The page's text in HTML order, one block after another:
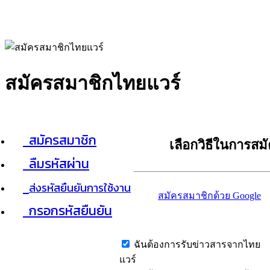
สมัครสมาชิกไทยแวร์
สมัครสมาชิก
ลืมรหัสผ่าน
ส่งรหัสยืนยันการใช้งาน
กรอกรหัสยืนยัน
เลือกวิธีในการส
สมัครสมาชิกด้วย Google
ฉันต้องการรับข่าวสารจากไทย
แวร์